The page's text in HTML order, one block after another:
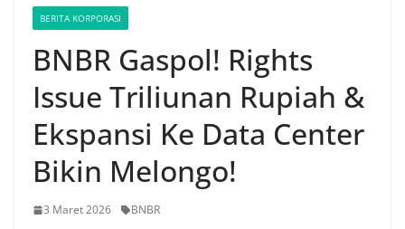
BERITA KORPORASI
BNBR Gaspol! Rights
Issue Triliunan Rupiah &
Ekspansi Ke Data Center
Bikin Melongo!
3 Maret 2026 BNBR